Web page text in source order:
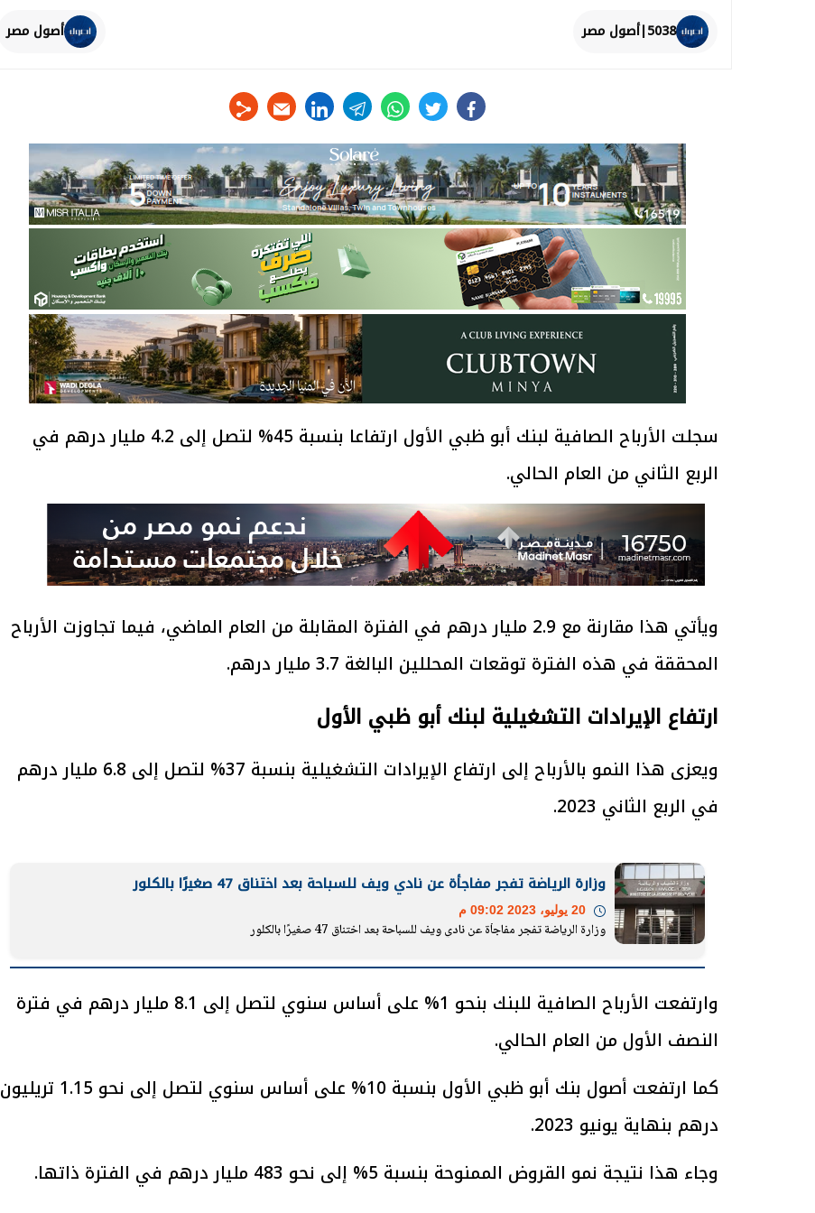
5038|أصول مصر أصول مصر
facebook
twitter
whats
telegram
linkedin
سجلت الأرباح الصافية لبنك أبو ظبي الأول ارتفاعا بنسبة 45% لتصل إلى 4.2 مليار درهم في
الربع الثاني من العام الحالي.
ويأتي هذا مقارنة مع 2.9 مليار درهم في الفترة المقابلة من العام الماضي، فيما تجاوزت الأرباح
المحققة في هذه الفترة توقعات المحللين البالغة 3.7 مليار درهم.
ارتفاع الإيرادات التشغيلية لبنك أبو ظبي الأول
ويعزى هذا النمو بالأرباح إلى ارتفاع الإيرادات التشغيلية بنسبة 37% لتصل إلى 6.8 مليار درهم
في الربع الثاني 2023.
وزارة الرياضة تفجر مفاجأة عن نادي ويف للسباحة بعد اختناق 47 صغيرًا بالكلور
وزارة الرياضة تفجر مفاجأة عن نادي ويف للسباحة بعد اختناق 47 صغيرًا بالكلور
وارتفعت الأرباح الصافية للبنك بنحو 1% على أساس سنوي لتصل إلى 8.1 مليار درهم في فترة
النصف الأول من العام الحالي.
كما ارتفعت أصول بنك أبو ظبي الأول بنسبة 10% على أساس سنوي لتصل إلى نحو 1.15 تريليون
درهم بنهاية يونيو 2023.
وجاء هذا نتيجة نمو القروض الممنوحة بنسبة 5% إلى نحو 483 مليار درهم في الفترة ذاتها.
الرئيس السيسي: تداعيات خطيرة على
الاقتصاد العالمي وأسعار الوقود حال
رئيس الوزراء يتابع الإجراءات الخاصة
بتنفيذ التوجيهات الرئاسية بطرح وحدات